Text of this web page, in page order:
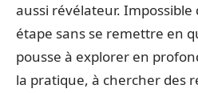
aussi révélateur.
étape sans se remettre en
pousse à explorer en
la pratique, à chercher des